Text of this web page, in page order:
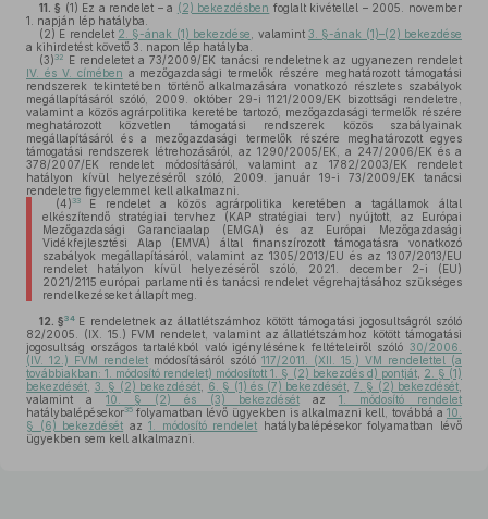
11. § (1) Ez a rendelet – a (2) bekezdésben foglalt kivétellel – 2005. november
1. napján lép hatályba.
(2) E rendelet 2. §-ának (1) bekezdése , valamint 3. §-ának (1)–(2) bekezdése
a kihirdetést követő 3. napon lép hatályba.
(3) 32
E rendeletet a 73/2009/EK tanácsi rendeletnek az ugyanezen rendelet
IV. és V. címében a mezőgazdasági termelők részére meghatározott támogatási
rendszerek tekintetében történő alkalmazására vonatkozó részletes szabályok
megállapításáról szóló, 2009. október 29-i 1121/2009/EK bizottsági rendeletre,
valamint a közös agrárpolitika keretébe tartozó, mezőgazdasági termelők részére
meghatározott közvetlen támogatási rendszerek közös szabályainak
megállapításáról és a mezőgazdasági termelők részére meghatározott egyes
támogatási rendszerek létrehozásáról, az 1290/2005/EK, a 247/2006/EK és a
378/2007/EK rendelet módosításáról, valamint az 1782/2003/EK rendelet
hatályon kívül helyezéséről szóló, 2009. január 19-i 73/2009/EK tanácsi
rendeletre figyelemmel kell alkalmazni.
(4) 33E rendelet a közös agrárpolitika keretében a tagállamok által
elkészítendő stratégiai tervhez (KAP stratégiai terv) nyújtott, az Európai
Mezőgazdasági Garanciaalap (EMGA) és az Európai Mezőgazdasági
Vidékfejlesztési Alap (EMVA) által finanszírozott támogatásra vonatkozó
szabályok megállapításáról, valamint az 1305/2013/EU és az 1307/2013/EU
rendelet hatályon kívül helyezéséről szóló, 2021. december 2-i (EU)
2021/2115 európai parlamenti és tanácsi rendelet végrehajtásához szükséges
rendelkezéseket állapít meg.
12. §34 E rendeletnek az állatlétszámhoz kötött támogatási jogosultságról szóló
82/2005. (IX. 15.) FVM rendelet, valamint az állatlétszámhoz kötött támogatási
jogosultság országos tartalékból való igénylésének feltételeiről szóló 30/2006.
(IV. 12.) FVM rendelet módosításáról szóló 117/2011. (XII. 15.) VM rendelettel (a
továbbiakban: 1. módosító rendelet) módosított 1. § (2) bekezdés d) pontját, 2. § (1)
bekezdését 3. § (2) bekezdését 6. § (1) és (7) bekezdését 7. § (2) bekezdését
valamint a10. § (2) és (3) bekezdésétaz 1. módosító rendelet
hatálybalépésekor35 folyamatban lévő ügyekben is alkalmazni kell, továbbá a 10.
§ (6) bekezdését az1. módosító rendelet hatálybalépésekor folyamatban lévő
ügyekben sem kell alkalmazni.